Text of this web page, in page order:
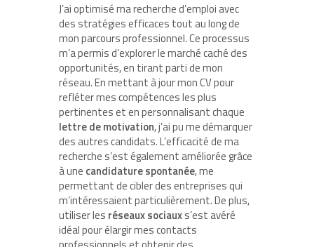
J’ai optimisé ma recherche d’emploi avec
des stratégies efficaces tout au long de
mon parcours professionnel. Ce processus
m’a permis d’explorer le marché caché des
opportunités, en tirant parti de mon
réseau. En mettant à jour mon CV pour
refléter mes compétences les plus
pertinentes et en personnalisant chaque
lettre de motivation, j’ai pu me démarquer
des autres candidats. L’efficacité de ma
recherche s’est également améliorée grâce
à une candidature spontanée, me
permettant de cibler des entreprises qui
m’intéressaient particulièrement. De plus,
utiliser les réseaux sociauxs’est avéré
idéal pour élargir mes contacts